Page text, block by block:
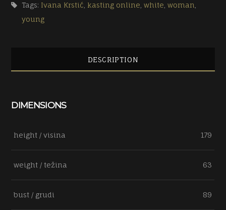
Tags: Ivana Krstić kasting online ,white ,woman
young
DESCRIPTION
DIMENSIONS
height / visina 179
weight / težina 63
bust / grudi 89